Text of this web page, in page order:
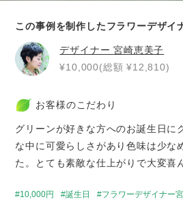
この事例を制作したフラワーデザイ
デザイナー宮崎恵美子
¥10,000(総額 ¥12,810)
お客様のこだわり
グリーンが好きな方へのお誕生日に
な中に可愛らしさがあり色味は少な
た。とても素敵な仕上がりで大変喜
10,000円 誕生日 フラワーデザイナー